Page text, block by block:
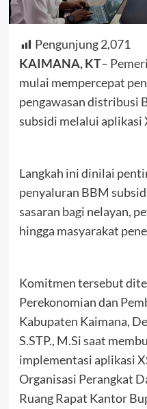
Pengunjung 2,071
KAIMANA, KT–
mulai mempercepat
pengawasan distribusi
subsidi melalui aplikasi
Langkah ini dinilai
penyaluran BBM
sasaran bagi nelayan,
hingga masyarakat
Komitmen tersebut
Perekonomian dan
Kabupaten Kaimana,
S.STP., M.Si saat
implementasi aplikasi
Organisasi Perangkat
Ruang Rapat Kantor